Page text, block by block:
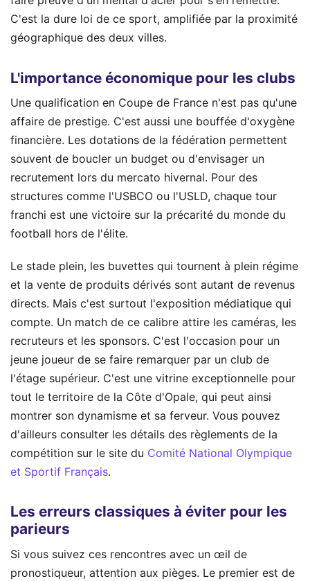
C'est la dure loi de ce sport, amplifiée par la proximité
géographique des deux villes.
L'importance économique pour les clubs
Une qualification en Coupe de France n'est pas qu'une
affaire de prestige. C'est aussi une bouffée d'oxygène
financière. Les dotations de la fédération permettent
souvent de boucler un budget ou d'envisager un
recrutement lors du mercato hivernal. Pour des
structures comme l'USBCO ou l'USLD, chaque tour
franchi est une victoire sur la précarité du monde du
football hors de l'élite.
Le stade plein, les buvettes qui tournent à plein régime
et la vente de produits dérivés sont autant de revenus
directs. Mais c'est surtout l'exposition médiatique qui
compte. Un match de ce calibre attire les caméras, les
recruteurs et les sponsors. C'est l'occasion pour un
jeune joueur de se faire remarquer par un club de
l'étage supérieur. C'est une vitrine exceptionnelle pour
tout le territoire de la Côte d'Opale, qui peut ainsi
montrer son dynamisme et sa ferveur. Vous pouvez
d'ailleurs consulter les détails des règlements de la
compétition sur le site du Comité National Olympique
et Sportif Français.
Les erreurs classiques à éviter pour les
parieurs
Si vous suivez ces rencontres avec un œil de
pronostiqueur, attention aux pièges. Le premier est de